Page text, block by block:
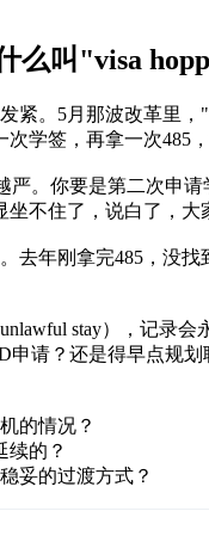
叫"visa
紧。5月那波改革里
学签，再拿一次485，
严。你要是第二次
不住了，说白了，大
去年刚拿完485，没
stay），记录
请？还是得早点规
的情况？
续的？
妥的过渡方式？